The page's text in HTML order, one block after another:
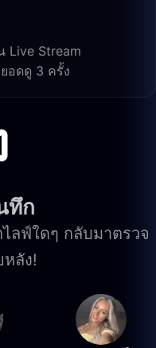
Live Stream
อดดู 3 ครั้ง
ทึก
ลฟ์ใดๆ กลับมาตรวจ
ลัง!